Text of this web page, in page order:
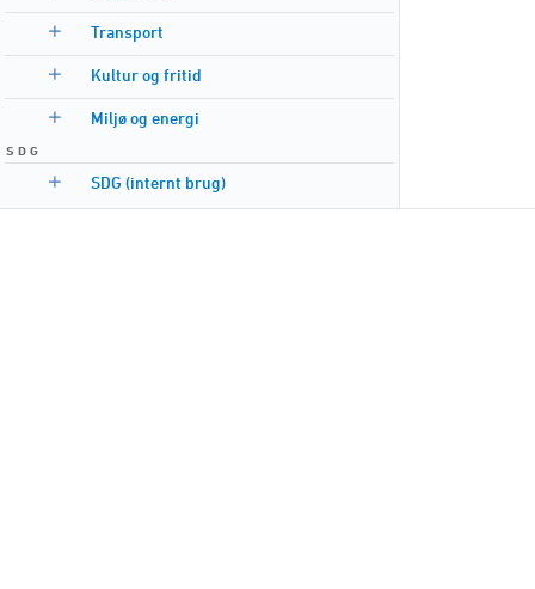
Transport
Kultur og fritid
Miljø og energi
S D G
SDG (internt brug)